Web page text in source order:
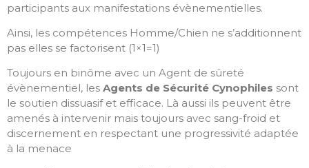
participants aux manifestations évènementielles.
Ainsi, les compétences Homme/Chien ne s’additionnent
pas elles se factorisent (1×1=1)
Toujours en binôme avec un Agent de sûreté
évènementiel, les Agents de Sécurité Cynophiles sont
le soutien dissuasif et efficace. Là aussi ils peuvent être
amenés à intervenir mais toujours avec sang-froid et
discernement en respectant une progressivité adaptée
à la menace